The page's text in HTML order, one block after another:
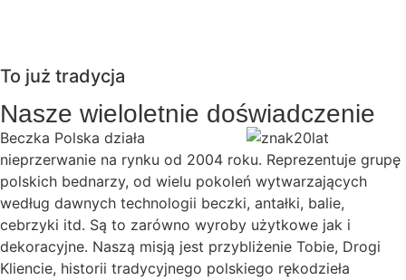
To już tradycja
Nasze wieloletnie doświadczenie
Beczka Polska działa
nieprzerwanie na rynku od 2004 roku. Reprezentuje grupę
polskich bednarzy, od wielu pokoleń wytwarzających
według dawnych technologii beczki, antałki, balie,
cebrzyki itd. Są to zarówno wyroby użytkowe jak i
dekoracyjne. Naszą misją jest przybliżenie Tobie, Drogi
Kliencie, historii tradycyjnego polskiego rękodzieła